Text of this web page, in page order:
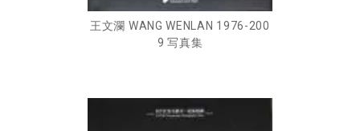
王文瀾 WANG WENLAN 1976-200
9 写真集